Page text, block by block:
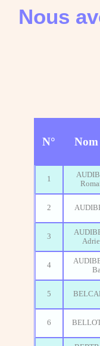
Nous
N°
1
2
3
4
5
6